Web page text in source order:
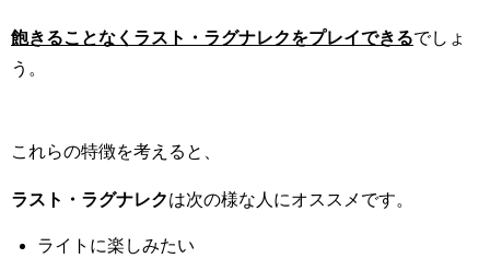
飽きることなくラスト・ラグナレクをプレイできるでしょ
う。
これらの特徴を考えると、
ラスト・ラグナレクは次の様な人にオススメです。
ライトに楽しみたい